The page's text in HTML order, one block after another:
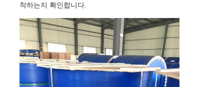
착하는지 확인합니다.